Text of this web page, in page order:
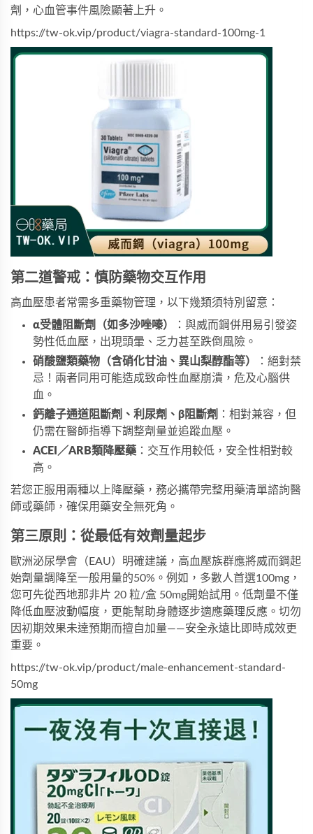
劑，心血管事件風險顯著上升。
https://tw-ok.vip/product/viagra-standard-100mg-1
第二道警戒：慎防藥物交互作用
高血壓患者常需多重藥物管理，以下幾類須特別留意：
α受體阻斷劑（如多沙唑嗪）
：與威而鋼併用易引發姿
勢性低血壓，出現頭暈、乏力甚至跌倒風險。
硝酸鹽類藥物（含硝化甘油、異山梨醇酯等）
：絕對禁
忌！兩者同用可能造成致命性血壓崩潰，危及心腦供
血。
鈣離子通道阻斷劑、利尿劑、β阻斷劑
：相對兼容，但
仍需在醫師指導下調整劑量並追蹤血壓。
ACEI／ARB類降壓藥 ：交互作用較低，安全性相對較
高。
若您正服用兩種以上降壓藥，務必攜帶完整用藥清單諮詢醫
師或藥師，確保用藥安全無死角。
第三原則：從最低有效劑量起步
歐洲泌尿學會（EAU）明確建議，高血壓族群應將威而鋼起
始劑量調降至一般用量的50%。例如，多數人首選100mg，
您可先從西地那非片 20 粒/盒 50mg開始試用。低劑量不僅
降低血壓波動幅度，更能幫助身體逐步適應藥理反應。切勿
因初期效果未達預期而擅自加量——安全永遠比即時成效更
重要。
https://tw-ok.vip/product/male-enhancement-standard-
50mg